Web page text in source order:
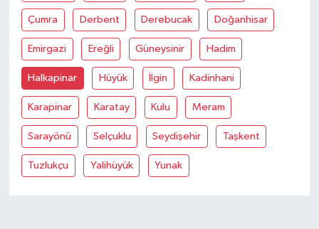
Çumra Derbent Derebucak Doğanhisar
Emirgazi Ereğli Güneysinir Hadim
Halkapinar Hüyük İlgin Kadinhani
Karapinar Karatay Kulu Meram
Sarayönü Selçuklu Seydişehir Taşkent
Tuzlukçu Yalihüyük Yunak